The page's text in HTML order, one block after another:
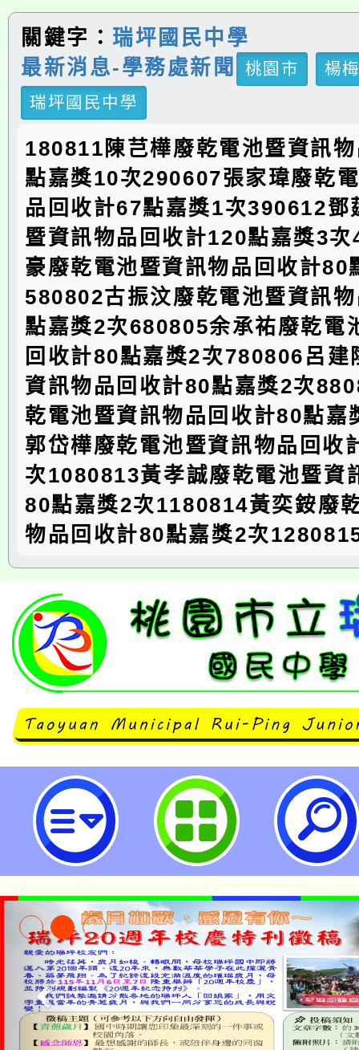
關鍵字： 瑞坪國民中學
最新消息-學務處新聞
桃園市
楊
瑞坪國民中學
180811陳芑樺廢乾電池暨資訊
點嘉獎10次290607張家瑋廢乾
品回收計67點嘉獎1次390612鄧
暨資訊物品回收計120點嘉獎3
豪廢乾電池暨資訊物品回收計80
580802古振汶廢乾電池暨資訊
點嘉獎2次680805余承祐廢乾電
回收計80點嘉獎2次780806呂建
資訊物品回收計80點嘉獎2次
乾電池暨資訊物品回收計80點嘉
郭岱樺廢乾電池暨資訊物品回收
次1080813黃孝誠廢乾電池暨資
80點嘉獎2次1180814黃奕銨廢
物品回收計80點嘉獎2次
瑞坪國民中學112學年度資源回收
訊物品回收競賽」獎勵名單-桃園